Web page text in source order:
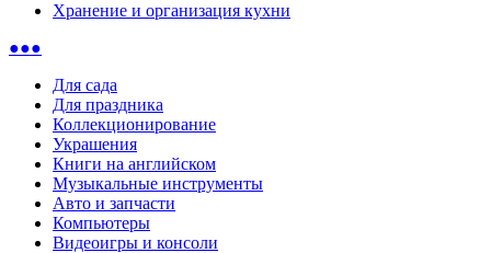
Хранение и организация кухни
●●●
Для сада
Для праздника
Коллекционирование
Украшения
Книги на английском
Музыкальные инструменты
Авто и запчасти
Компьютеры
Видеоигры и консоли